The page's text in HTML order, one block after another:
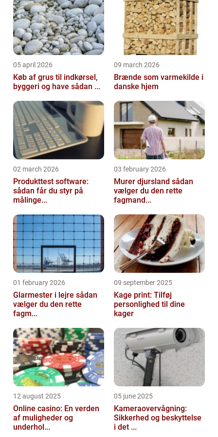
05 april 2026
Køb af grus til indkørsel,
byggeri og have sådan ...
09 march 2026
Brænde som varmekilde i
danske hjem
02 march 2026
Produkttest software:
sådan får du styr på
målinge...
03 february 2026
Murer djursland sådan
vælger du den rette
fagmand...
01 february 2026
Glarmester i lejre sådan
vælger du den rette
fagm...
09 september 2025
Kage print: Tilføj
personlighed til dine
kager
12 august 2025
Online casino: En verden
af muligheder og
underhol...
05 june 2025
Kameraovervågning:
Sikkerhed og beskyttelse
i det ...